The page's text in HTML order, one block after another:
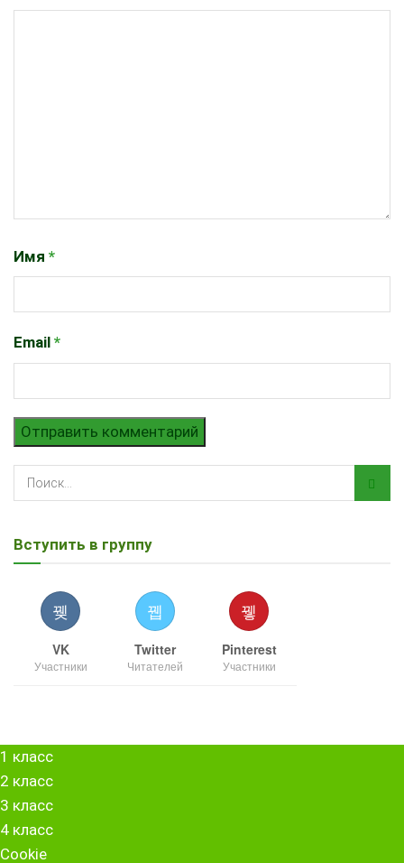
Имя *
Email *
Вступить в группу
VK
Участники
Twitter
Читателей
Pinterest
Участники
1 класс
2 класс
3 класс
4 класс
Cookie